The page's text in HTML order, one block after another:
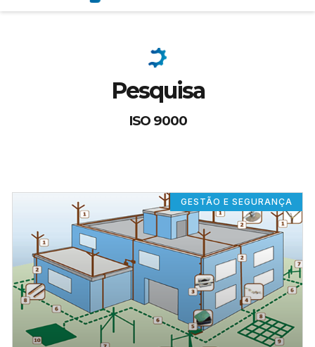
Pesquisa
ISO 9000
GESTÃO E SEGURANÇA